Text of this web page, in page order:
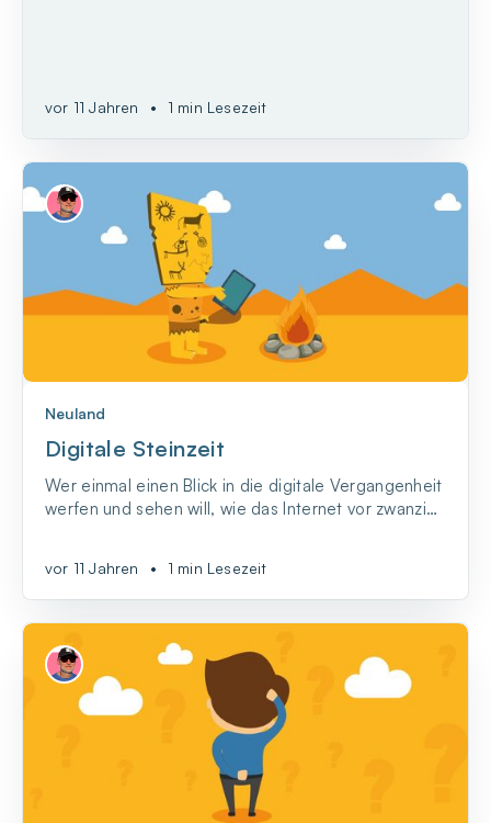
vor 11 Jahren • 1 min Lesezeit
Neuland
Digitale Steinzeit
Wer einmal einen Blick in die digitale Vergangenheit
werfen und sehen will, wie das Internet vor zwanzig
vor 11 Jahren • 1 min Lesezeit